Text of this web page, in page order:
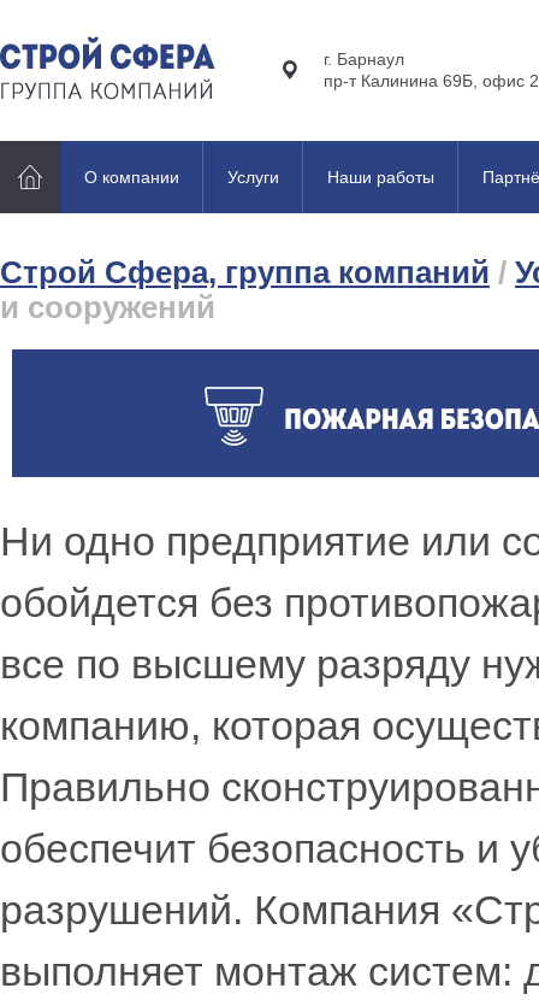
г. Барнаул
пр-т Калинина 69Б, офис 2
О компании Услуги Наши работы
Строй Сфера, группа компаний /
и сооружений
Ни одно предприятие или
обойдется без
все по высшему разряду
компанию, которая
Правильно
обеспечит безопасность и
разрушений. Компания
выполняет монтаж